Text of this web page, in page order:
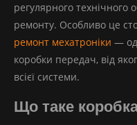
регулярного технічного
ремонту. Особливо це
ремонт мехатроніки —
коробки передач, від
всієї системи.
Що таке